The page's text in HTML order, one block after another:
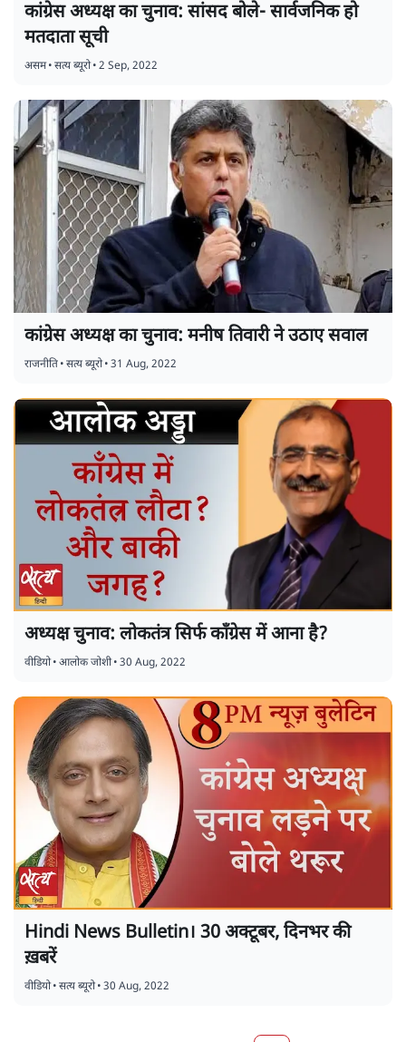
कांग्रेस अध्यक्ष का चुनाव: सांसद बोले- सार्वजनिक हो
मतदाता सूची
असम•सत्य ब्यूरो•2 Sep, 2022
कांग्रेस अध्यक्ष का चुनाव: मनीष तिवारी ने उठाए सवाल
राजनीति•सत्य ब्यूरो•31 Aug, 2022
अध्यक्ष चुनाव: लोकतंत्र सिर्फ कॉंग्रेस में आना है?
वीडियो•आलोक जोशी•30 Aug, 2022
Hindi News Bulletin। 30 अक्टूबर, दिनभर की
ख़बरें
वीडियो•सत्य ब्यूरो•30 Aug, 2022